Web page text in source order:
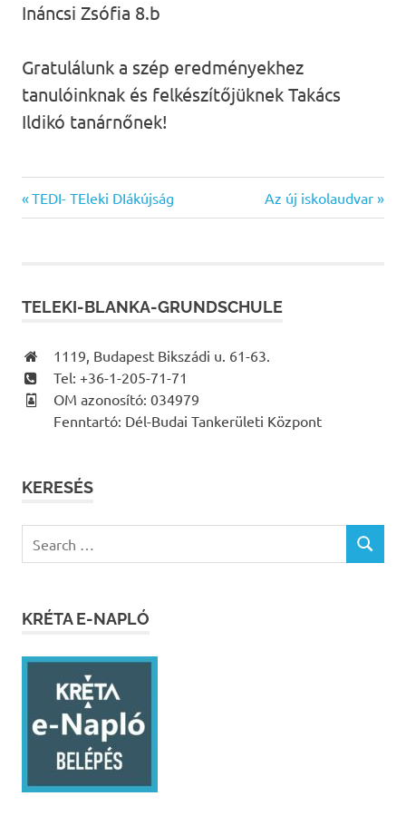
Ináncsi Zsófia 8.b
Gratulálunk a szép eredményekhez
tanulóinknak és felkészítőjüknek Takács
Ildikó tanárnőnek!
Bejegyzés
Previous
Post:
TEDI- TEleki DIákújság
Next
Post:
Az új iskolaudvar
TELEKI-BLANKA-GRUNDSCHULE
1119, Budapest Bikszádi u. 61-63.
Tel: +36-1-205-71-71
OM azonosító: 034979
Fenntartó: Dél-Budai Tankerületi Központ
KERESÉS
for:
SEARCH
KRÉTA E-NAPLÓ